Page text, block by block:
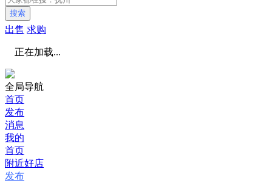
搜索
出售 求购
正在加载...
全局导航
首页
发布
消息
我的
首页
附近好店
发布